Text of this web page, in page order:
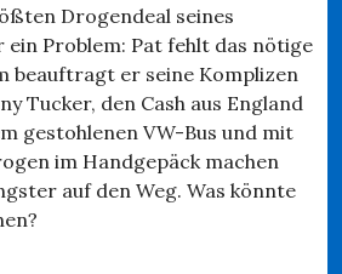
Drogendeal seines
ein Problem: Pat fehlt das nötige
beauftragt er seine Komplizen
Tucker, den Cash aus England
gestohlenen VW-Bus und mit
im Handgepäck machen
auf den Weg. Was könnte